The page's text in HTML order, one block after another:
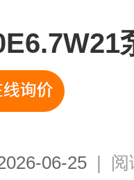
06-25 | 阅